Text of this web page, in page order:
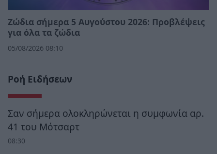
Ζώδια σήμερα 5 Αυγούστου 2026: Προβλέψεις
για όλα τα ζώδια
05/08/2026 08:10
Ροή Ειδήσεων
Σαν σήμερα ολοκληρώνεται η συμφωνία αρ.
41 του Μότσαρτ
08:30